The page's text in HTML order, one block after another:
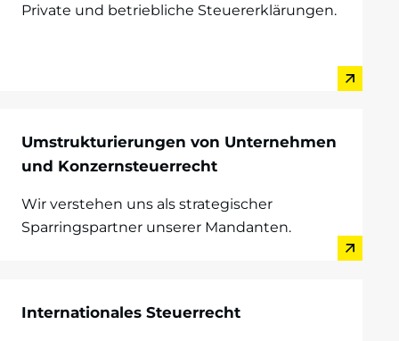
Private und betriebliche Steuererklärungen.
Umstrukturierungen von Unternehmen
und Konzernsteuerrecht
Wir verstehen uns als strategischer
Sparringspartner unserer Mandanten.
Internationales Steuerrecht